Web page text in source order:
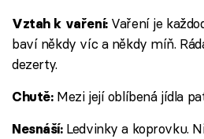
Vztah k vaření: Vaření je
baví někdy víc a někdy míň.
dezerty.
Chutě:Mezi její oblíbená jídla
Nesnáší:Ledvinky a koprovku.